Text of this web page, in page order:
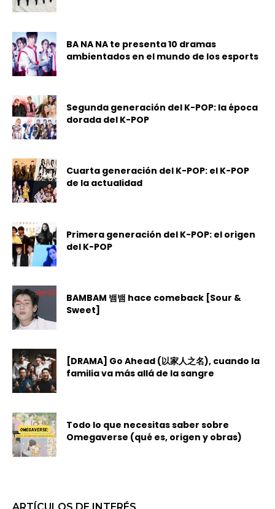
BA NA NA te presenta 10 dramas
ambientados en el mundo de los esports
Segunda generación del K-POP: la época
dorada del K-POP
Cuarta generación del K-POP: el K-POP
de la actualidad
Primera generación del K-POP: el origen
del K-POP
BAMBAM 뱀뱀 hace comeback [Sour &
Sweet]
[DRAMA] Go Ahead (以家人之名), cuando la
familia va más allá de la sangre
Todo lo que necesitas saber sobre
Omegaverse (qué es, origen y obras)